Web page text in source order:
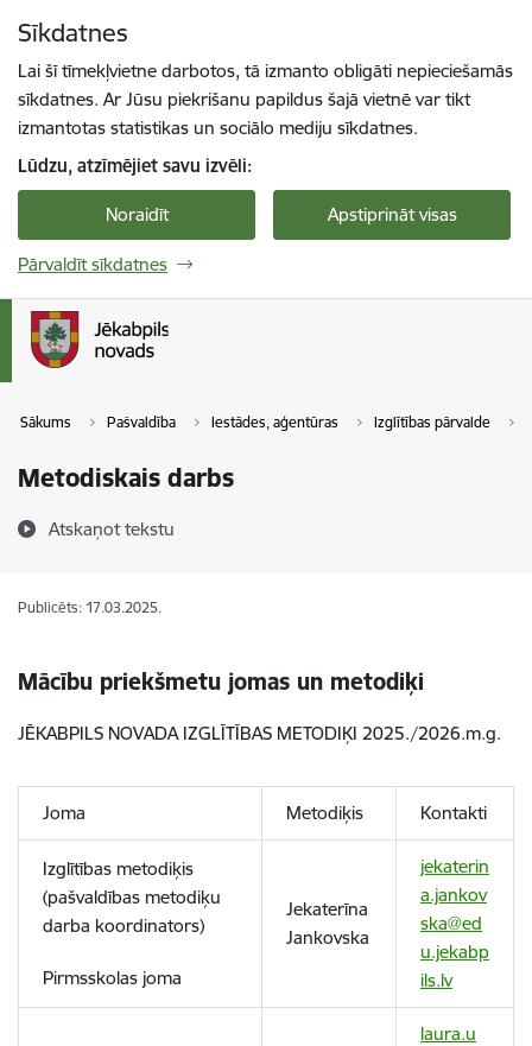
Sīkdatnes
Lai šī tīmekļvietne darbotos, tā izmanto obligāti nepieciešamās
sīkdatnes. Ar Jūsu piekrišanu papildus šajā vietnē var tikt
izmantotas statistikas un sociālo mediju sīkdatnes.
Lūdzu, atzīmējiet savu izvēli:
Noraidīt Apstiprināt visas
Pārvaldīt sīkdatnes
Sākums Pašvaldība Iestādes, aģentūras Izglītības pārvalde
Metodiskais darbs
Atskaņot tekstu
Publicēts: 17.03.2025.
Mācību priekšmetu jomas un metodiķi
JĒKABPILS NOVADA IZGLĪTĪBAS METODIĶI 2025./2026.m.g.
Joma Metodiķis Kontakti
Izglītības metodiķis
(pašvaldības metodiķu
darba koordinators)
Pirmsskolas joma
Jekaterīna
Jankovska
jekaterin
a.jankov
ska@ed
u.jekabp
ils.lv
laura.u